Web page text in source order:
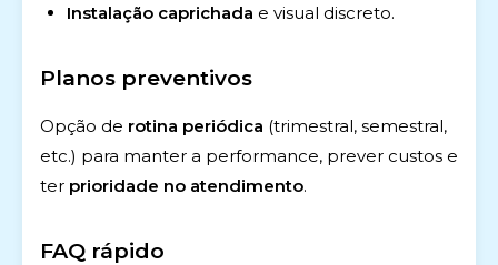
Instalação caprichada e visual discreto.
Planos preventivos
Opção de rotina periódica (trimestral, semestral,
etc.) para manter a performance, prever custos e
ter prioridade no atendimento.
FAQ rápido